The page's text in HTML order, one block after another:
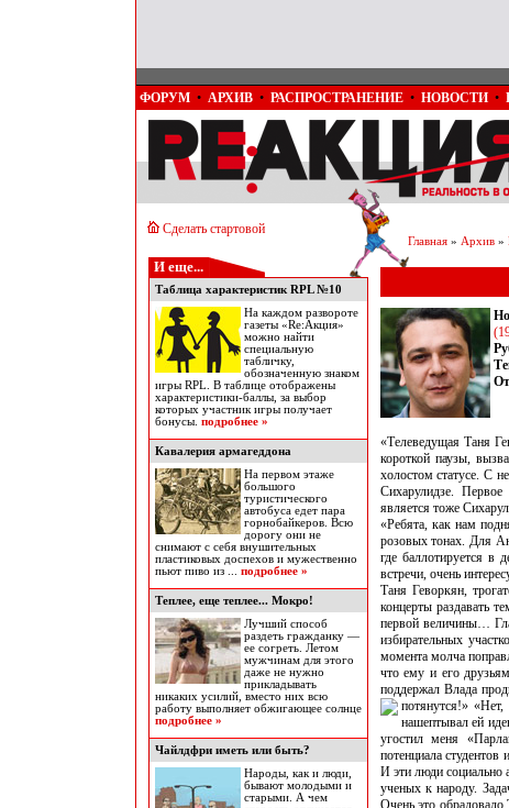
ФОРУМ • АРХИВ • РАСПРОСТРАНЕНИЕ • НОВОСТИ •
Сделать стартовой
И еще...
Таблица характеристик RPL №10
На каждом развороте
газеты «Re:Акция»
можно найти
специальную
табличку,
обозначенную знаком
игры RPL. В таблице отображены
характеристики-баллы, за выбор
которых участник игры получает
бонусы. подробнее »
Кавалерия армагеддона
На первом этаже
большого
туристического
автобуса едет пара
горнобайкеров. Всю
дорогу они не
снимают с себя внушительных
пластиковых доспехов и мужественно
пьют пиво из ...
подробнее »
Теплее, еще теплее... Мокро!
Лучший способ
раздеть гражданку —
ее согреть. Летом
мужчинам для этого
даже не нужно
прикладывать
никаких усилий, вместо них всю
работу выполняет обжигающее солнце
подробнее »
Чайлдфри иметь или быть?
Народы, как и люди,
бывают молодыми и
старыми. А чем
Главная» Архив»
«Телеведущая Таня
короткой паузы,
холостом статусе. С
Сихарулидзе. Первое
является тоже
«Ребята, как нам
розовых тонах. Для
где баллотируется
встречи, очень
Таня Геворкян,
концерты раздавать
первой величины…
избирательных
момента молча
что ему и его
поддержал Влада
потянутся!»
нашептывал ей
угостил меня
потенциала
И эти люди социально
ученых к народу.
Очень это